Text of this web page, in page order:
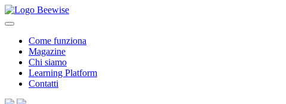
Come funziona
Magazine
Chi siamo
Learning Platform
Contatti